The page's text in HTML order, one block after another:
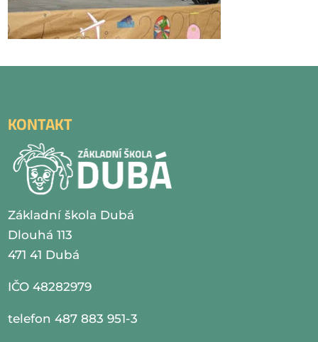
KONTAKT
Základní škola Dubá
Dlouhá 113
471 41 Dubá
IČO 48282979
telefon 487 883 951-3